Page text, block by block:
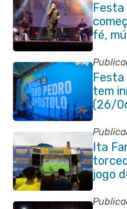
Festa
fé,
Festa
tem
(26/
Pedras
Ita
jogo